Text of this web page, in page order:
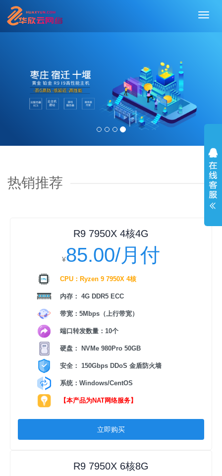
切
热销推荐
R9 7950X 4核4G
¥85.00/月付
CPU：Ryzen 9 7950X 4核
内存： 4G DDR5 ECC
带宽：5Mbps（上行带宽）
端口转发数量：10个
硬盘： NVMe 980Pro 50GB
安全： 150Gbps DDoS 金盾防火墙
系统：Windows/CentOS
【本产品为NAT网络服务】
立即购买
R9 7950X 6核8G